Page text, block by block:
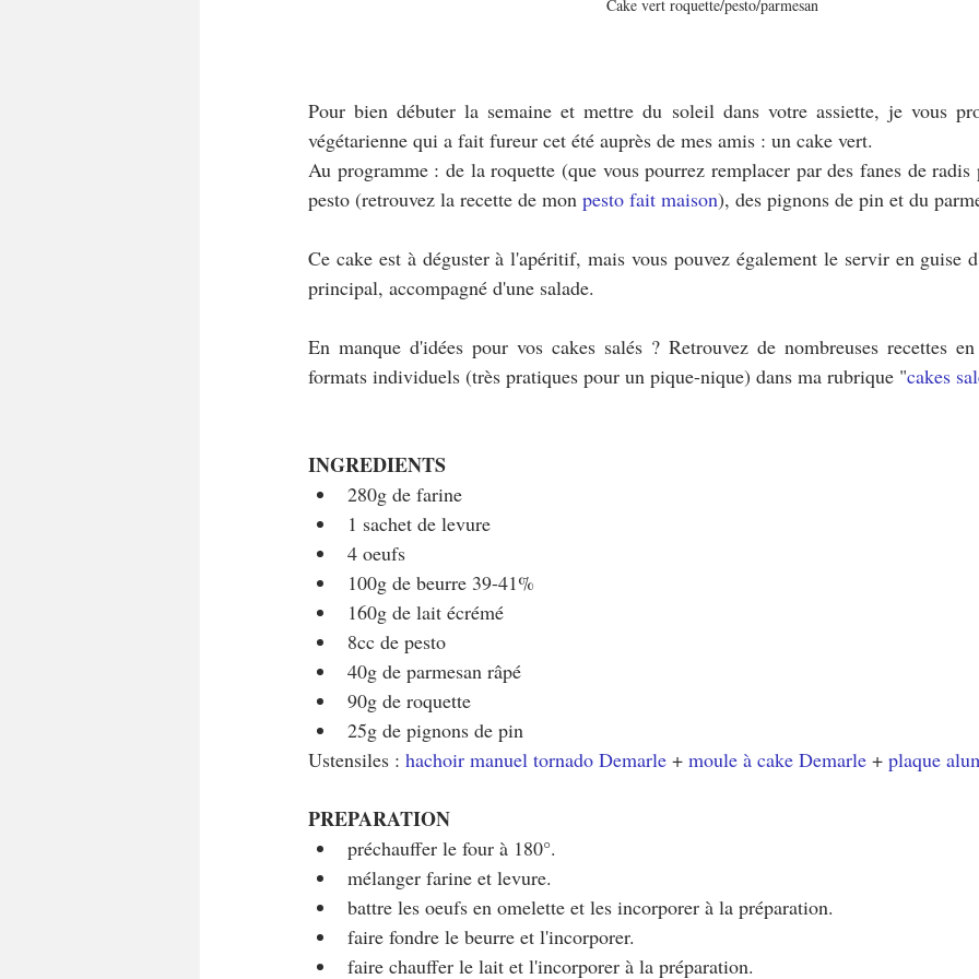
Cake vert roquette/pesto/parmesan
Pour bien débuter la semaine et mettre du soleil dans votre assiette, je vous
végétarienne qui a fait fureur cet été auprès de mes amis : un cake vert.
Au programme : de la roquette (que vous pourrez remplacer par des fanes de
pesto (retrouvez la recette de mon pesto fait maison), des pignons de pin et du
Ce cake est à déguster à l'apéritif, mais vous pouvez également le servir en guise
principal, accompagné d'une salade.
En manque d'idées pour vos cakes salés ? Retrouvez de nombreuses recettes
formats individuels (très pratiques pour un pique-nique) dans ma rubrique "cakes
INGREDIENTS
280g de farine
1 sachet de levure
4 oeufs
100g de beurre 39-41%
160g de lait écrémé
8cc de pesto
40g de parmesan râpé
90g de roquette
25g de pignons de pin
Ustensiles : hachoir manuel tornado Demarle + moule à cake Demarle + plaque
PREPARATION
préchauffer le four à 180°.
mélanger farine et levure.
battre les oeufs en omelette et les incorporer à la préparation.
faire fondre le beurre et l'incorporer.
faire chauffer le lait et l'incorporer à la préparation.